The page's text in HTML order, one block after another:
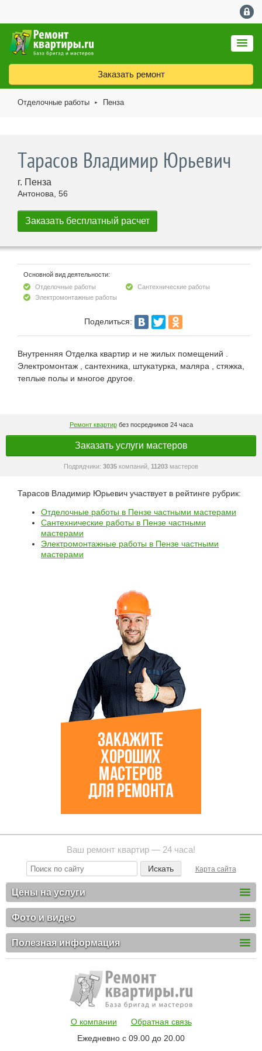
Заказать ремонт
Отделочные работы ► Пенза
Тарасов Владимир Юрьевич
г. Пенза
Антонова, 56
Основной вид деятельности:
Отделочные работы
Сантехнические работы
Электромонтажные работы
Поделиться:
Внутренняя Отделка квартир и не жилых помещений .
Электромонтаж , сантехника, штукатурка, маляра , стяжка,
теплые полы и многое другое.
Ремонт квартирбез посредников 24 часа
Заказать услуги мастеров
Подрядчики: 3035 компаний, 11203 мастеров
Тарасов Владимир Юрьевич участвует в рейтинге рубрик:
Отделочные работы в Пензе частными мастерами
Сантехнические работы в Пензе частными
мастерами
Электромонтажные работы в Пензе частными
мастерами
Ваш ремонт квартир — 24 часа!
Карта сайта
Цены на услуги
Фото и видео
Полезная информация
О компании
Обратная связь
Ежедневно с 09.00 до 20.00